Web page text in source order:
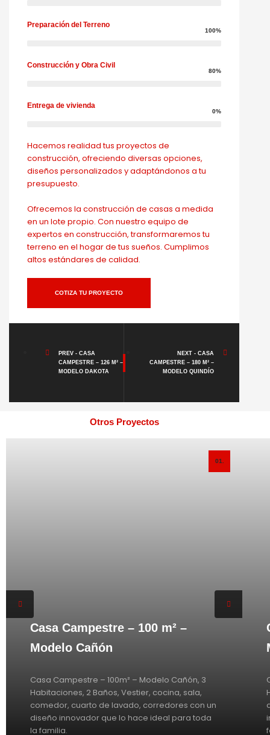
Preparación del Terreno
100%
Construcción y Obra Civil
80%
Entrega de vivienda
0%
Hacemos realidad tus proyectos de
construcción, ofreciendo diversas opciones,
diseños personalizados y adaptándonos a tu
presupuesto.
Ofrecemos la construcción de casas a medida
en un lote propio. Con nuestro equipo de
expertos en construcción, transformaremos tu
terreno en el hogar de tus sueños. Cumplimos
altos estándares de calidad.
COTIZA TU PROYECTO
PREV - CASA
CAMPESTRE – 126 M² –
MODELO DAKOTA
NEXT - CASA
CAMPESTRE – 180 M² –
MODELO QUINDÍO
Otros Proyectos
01.
Casa Campestre – 100 m² –
Modelo Cañón
Casa Campestre – 100m² – Modelo Cañón, 3
Habitaciones, 2 Baños, Vestier, cocina, sala,
comedor, cuarto de lavado, corredores con un
diseño innovador que lo hace ideal para toda
la familia.